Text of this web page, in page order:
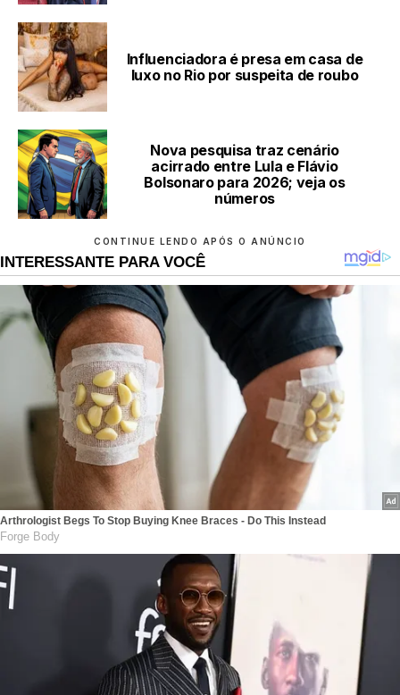
Influenciadora é presa em casa de
luxo no Rio por suspeita de roubo
Nova pesquisa traz cenário
acirrado entre Lula e Flávio
Bolsonaro para 2026; veja os
números
CONTINUE LENDO APÓS O ANÚNCIO
INTERESSANTE PARA VOCÊ
Arthrologist Begs To Stop Buying Knee Braces - Do This Instead
Forge Body